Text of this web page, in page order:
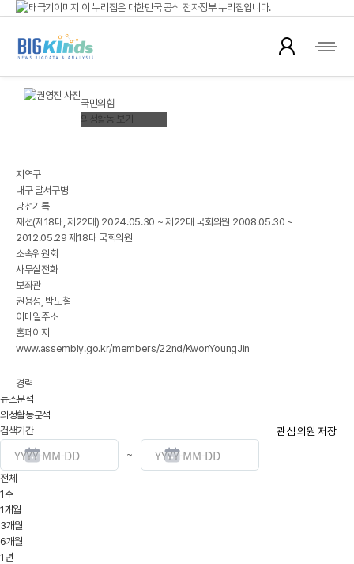
이 누리집은 대한민국 공식 전자정부 누리집입니다.
공식 누리집 주소 확인하기
go.kr 주소를 사용하는 누리집은 대한민국 정부기관이 관리하는 누리집입니다.
운영중인 공식 누리집보기
국회의원 뉴스
국민의힘
의정활동 보기
지역구
대구 달서구병
당선기록
재선(제18대, 제22대) 2024.05.30 ~ 제22대 국회의원 2008.05.30 ~
2012.05.29 제18대 국회의원
소속위원회
사무실전화
보좌관
권용성, 박노철
이메일주소
홈페이지
www.assembly.go.kr/members/22nd/KwonYoungJin
경력
뉴스분석
의정활동분석
관심 의원 저장
검색기간
~
전체
1주
1개월
3개월
6개월
1년